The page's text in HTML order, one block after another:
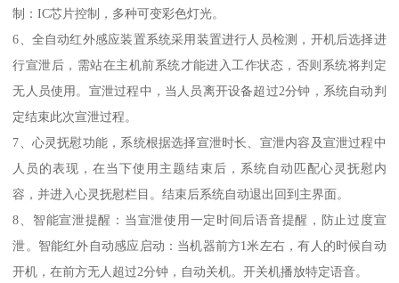
制：IC芯片控制，多种可变彩色灯光。
6、全自动红外感应装置系统采用装置进行人员检测，开机后选择进
行宣泄后，需站在主机前系统才能进入工作状态，否则系统将判定
无人员使用。宣泄过程中，当人员离开设备超过2分钟，系统自动判
定结束此次宣泄过程。
7、心灵抚慰功能，系统根据选择宣泄时长、宣泄内容及宣泄过程中
人员的表现，在当下使用主题结束后，系统自动匹配心灵抚慰内
容，并进入心灵抚慰栏目。结束后系统自动退出回到主界面。
8、智能宣泄提醒：当宣泄使用一定时间后语音提醒，防止过度宣
泄。智能红外自动感应启动：当机器前方1米左右，有人的时候自动
开机，在前方无人超过2分钟，自动关机。开关机播放特定语音。